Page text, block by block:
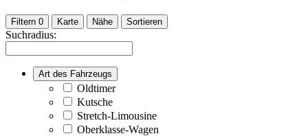
Filtern 0 Karte Nähe Sortieren
Suchradius:
Art des Fahrzeugs
Oldtimer
Kutsche
Stretch-Limousine
Oberklasse-Wagen